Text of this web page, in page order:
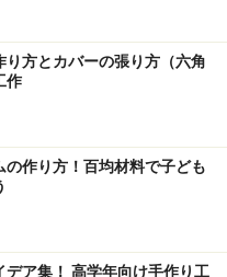
。目には、黒いフエルト
ボンドで貼りました。
ースやフェルトで
り方とカバーの張り方（六角
作
の作り方！百均材料で子ども
デア集！ 高学年向け手作り工